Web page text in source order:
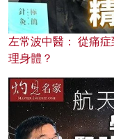
左常波中醫： 從痛
理身體？